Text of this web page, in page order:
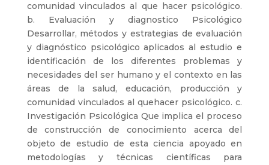
comunidad vinculados al que hacer psicológico.
b. Evaluación y diagnostico Psicológico
Desarrollar, métodos y estrategias de evaluación
y diagnóstico psicológico aplicados al estudio e
identificación de los diferentes problemas y
necesidades del ser humano y el contexto en las
áreas de la salud, educación, producción y
comunidad vinculados al quehacer psicológico. c.
Investigación Psicológica Que implica el proceso
de construcción de conocimiento acerca del
objeto de estudio de esta ciencia apoyado en
metodologías y técnicas científicas para